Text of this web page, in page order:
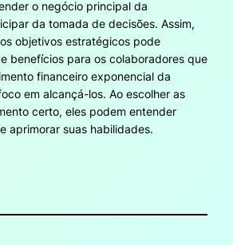
o negócio principal da
da tomada de decisões. Assim,
objetivos estratégicos pode
benefícios para os colaboradores que
financeiro exponencial da
em alcançá-los. Ao escolher as
certo, eles podem entender
aprimorar suas habilidades.